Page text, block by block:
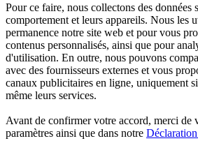
Pour ce faire, nous collectons des données
comportement et leurs appareils. Nous les
permanence notre site web et pour vous
contenus personnalisés, ainsi que pour
d'utilisation. En outre, nous pouvons
avec des fournisseurs externes et vous
canaux publicitaires en ligne, uniquement
même leurs services.
Avant de confirmer votre accord, merci de
paramètres ainsi que dans notre